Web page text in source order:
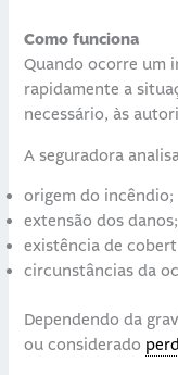
Como funciona
Quando ocorre um
rapidamente a
necessário, às
A seguradora
origem do incêndio;
extensão dos danos;
existência de
circunstâncias da
Dependendo da
ou considerado